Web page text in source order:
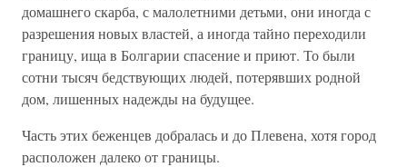
домашнего скарба, с малолетними детьми, они иногда с
разрешения новых властей, а иногда тайно переходили
границу, ища в Болгарии спасение и приют. То были
сотни тысяч бедствующих людей, потерявших родной
дом, лишенных надежды на будущее.
Часть этих беженцев добралась и до Плевена, хотя город
расположен далеко от границы.